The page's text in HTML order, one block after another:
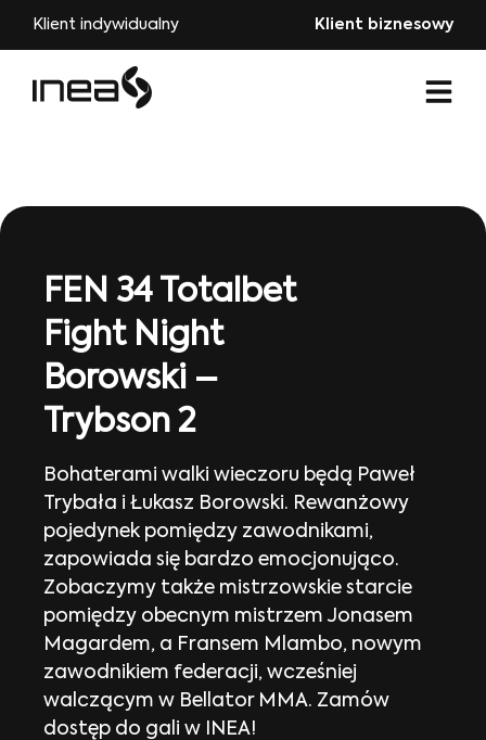
Klient indywidualny Klient biznesowy
FEN 34 Totalbet
Fight Night
Borowski –
Trybson 2
Bohaterami walki wieczoru będą Paweł
Trybała i Łukasz Borowski. Rewanżowy
pojedynek pomiędzy zawodnikami,
zapowiada się bardzo emocjonująco.
Zobaczymy także mistrzowskie starcie
pomiędzy obecnym mistrzem Jonasem
Magardem, a Fransem Mlambo, nowym
zawodnikiem federacji, wcześniej
walczącym w Bellator MMA. Zamów
dostęp do gali w INEA!